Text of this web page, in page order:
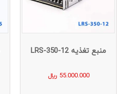
منبع تغذیه LRS-350-12
55.000.000 ﷼